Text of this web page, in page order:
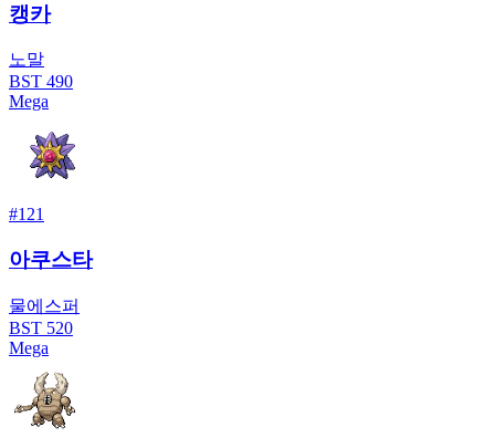
캥카
노말
BST 490
Mega
#121
아쿠스타
물에스퍼
BST 520
Mega